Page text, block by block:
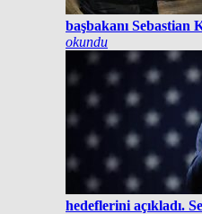
başbakanı
okundu
hedeflerini açıkladı.